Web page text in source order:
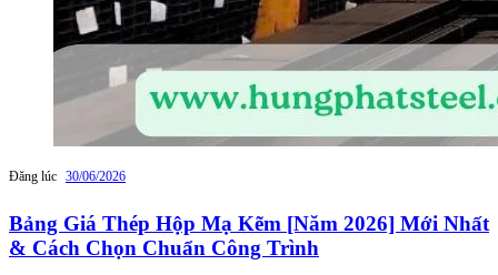
Đăng lúc 30/06/2026
Bảng Giá Thép Hộp Mạ Kẽm [Năm 2026] Mới Nhất
& Cách Chọn Chuẩn Công Trình